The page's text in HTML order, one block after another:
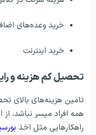
خرید وعده‌های
خرید اینترنت
تحصیل کم هزینه و
تامین هزینه‌های بالای
همه افراد میسر نباشد، از
راهکارهایی مثل اخذ